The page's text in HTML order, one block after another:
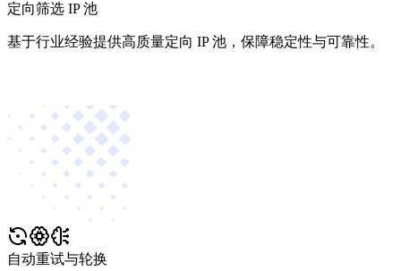
定向筛选 IP 池
基于行业经验提供高质量定向 IP 池，保障稳定性与可靠性。
自动重试与轮换